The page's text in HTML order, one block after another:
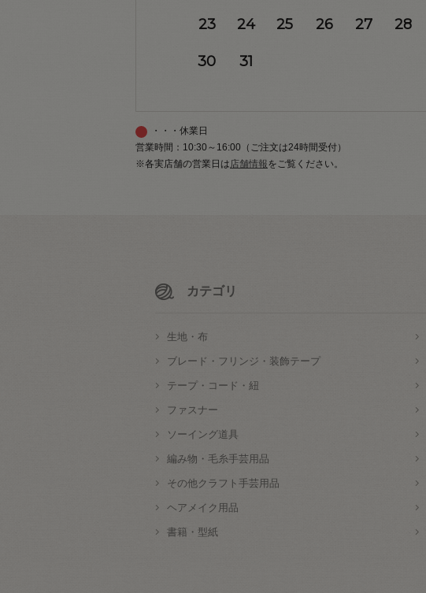
23 24 25 26 27 28
30 31
・・・休業日
営業時間：10:30～16:00（ご注文は24時間受付）
※各実店舗の営業日は店舗情報をご覧ください。
カテゴリ
生地・布
ブレード・フリンジ・装飾テープ
テープ・コード・紐
ファスナー
ソーイング道具
編み物・毛糸手芸用品
その他クラフト手芸用品
ヘアメイク用品
書籍・型紙